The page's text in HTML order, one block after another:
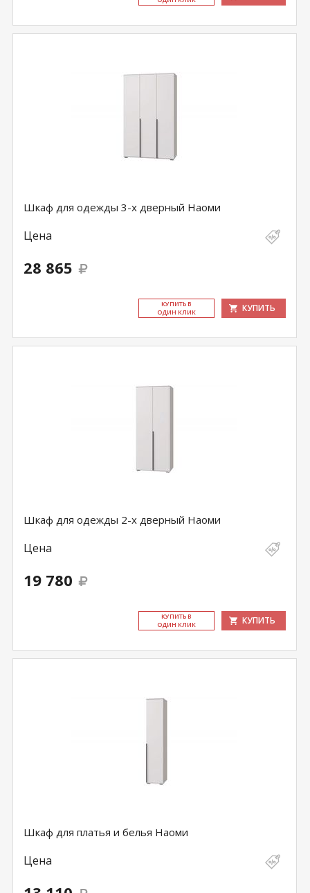
Шкаф для одежды 3-х дверный Наоми
Цена
28 865
КУ­ПИТЬ В
ОДИН КЛИК
КУПИТЬ
Шкаф для одежды 2-х дверный Наоми
Цена
19 780
КУ­ПИТЬ В
ОДИН КЛИК
КУПИТЬ
Шкаф для платья и белья Наоми
Цена